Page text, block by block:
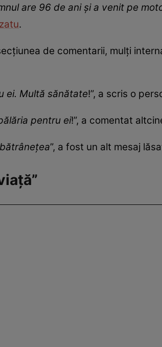
are 96 de ani și a venit pe
.
de comentarii, mulți
ei. Multă sănătate!”, a scris o
pentru ei!”, a comentat
”, a fost un alt mesaj